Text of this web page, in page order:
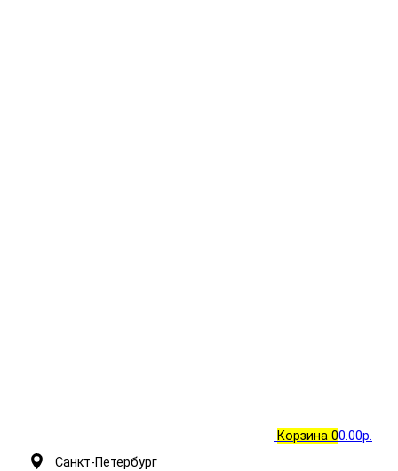
Корзина 00.00р.
Санкт-Петербург